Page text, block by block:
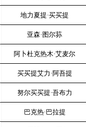
地力夏提·买买提
亚森·图尔荪
阿卜杜克热木·艾麦尔
买买提艾力·阿吾提
努尔买买提·吾布力
巴克热·巴拉提